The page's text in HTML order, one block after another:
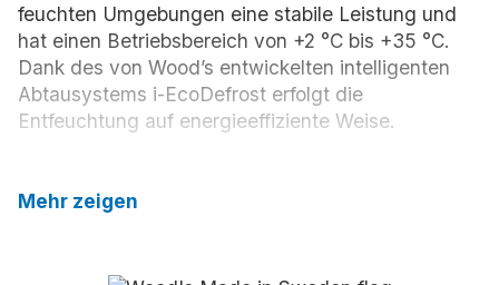
feuchten Umgebungen eine stabile Leistung und
hat einen Betriebsbereich von +2 °C bis +35 °C.
Dank des von Wood’s entwickelten intelligenten
Abtausystems i-EcoDefrost erfolgt die
Entfeuchtung auf energieeffiziente Weise.
Form, den robusten Rädern und den klappbaren
Mehr zeigen